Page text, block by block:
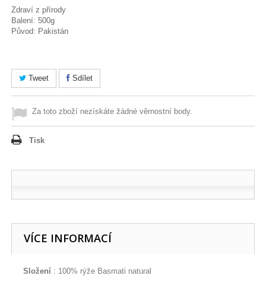
Zdraví z přírody
Balení: 500g
Původ: Pakistán
Tweet Sdílet
Za toto zboží nezískáte žádné věrnostní body.
Tisk
VÍCE INFORMACÍ
Složení : 100% rýže Basmati natural